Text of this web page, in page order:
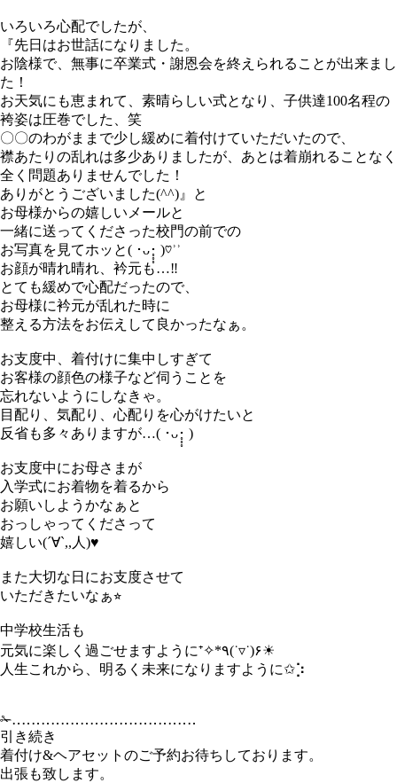
いろいろ心配でしたが、
『先日はお世話になりました。
お陰様で、無事に卒業式・謝恩会を終えられることが出来まし
た！
お天気にも恵まれて、素晴らしい式となり、子供達100名程の
袴姿は圧巻でした、笑
〇〇のわがままで少し緩めに着付けていただいたので、
襟あたりの乱れは多少ありましたが、あとは着崩れることなく
全く問題ありませんでした！
ありがとうございました(^^)』と
お母様からの嬉しいメールと
一緒に送ってくださった校門の前での
お写真を見てホッと( ･ᴗ･̥̥̥ )♡︎ʾʾ
お顔が晴れ晴れ、衿元も…‼︎
とても緩めで心配だったので、
お母様に衿元が乱れた時に
整える方法をお伝えして良かったなぁ。
お支度中、着付けに集中しすぎて
お客様の顔色の様子など伺うことを
忘れないようにしなきゃ。
目配り、気配り、心配りを心がけたいと
反省も多々ありますが…( ･ᴗ･̥̥̥ )
お支度中にお母さまが
入学式にお着物を着るから
お願いしようかなぁと
おっしゃってくださって
嬉しい(´∀`,,人)♥
また大切な日にお支度させて
いただきたいなぁ⭐︎
中学校生活も
元気に楽しく過ごせますように⁺✧*٩(˙▿︎˙)۶☀︎
人生これから、明るく未来になりますように✩︎⡱
✁︎‥‥‥‥‥‥‥‥‥‥‥‥‥‥‥‥‥‥‥
引き続き
着付け&ヘアセットのご予約お待ちしております。
出張も致します。